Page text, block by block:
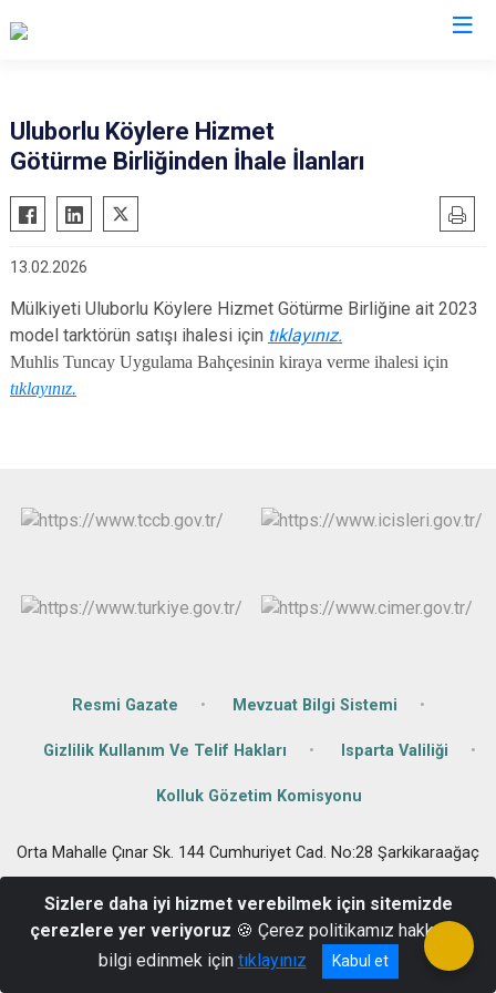
Atabey
Eğirdir
Gönen
Keçiborlu
Şarkikaraağaç
Senirkent
Yenişarbademli
Aksu
Uluborlu Köylere Hizmet
Götürme Birliğinden İhale İlanları
13.02.2026
Mülkiyeti Uluborlu Köylere Hizmet Götürme Birliğine ait 2023
model tarktörün satışı ihalesi için tıklayınız.
Muhlis Tuncay Uygulama Bahçesinin kiraya verme ihalesi için
tıklayınız.
Resmi Gazate Mevzuat Bilgi Sistemi
Gizlilik Kullanım Ve Telif Hakları Isparta Valiliği
Kolluk Gözetim Komisyonu
Orta Mahalle Çınar Sk. 144 Cumhuriyet Cad. No:28 Şarkikaraağaç
Sizlere daha iyi hizmet verebilmek için sitemizde
çerezlere yer veriyoruz 🍪 Çerez politikamız hakkında
bilgi edinmek için tıklayınız Kabul et